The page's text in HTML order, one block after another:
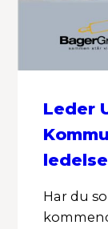
Leder
Har du